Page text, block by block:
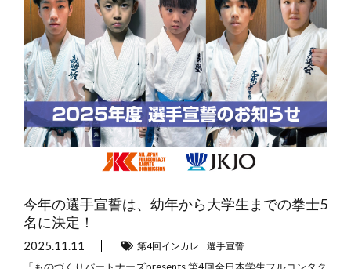
今年の選手宣誓は、幼年から大学生までの拳士5
名に決定！
2025.11.11 第4回インカレ 選手宣誓